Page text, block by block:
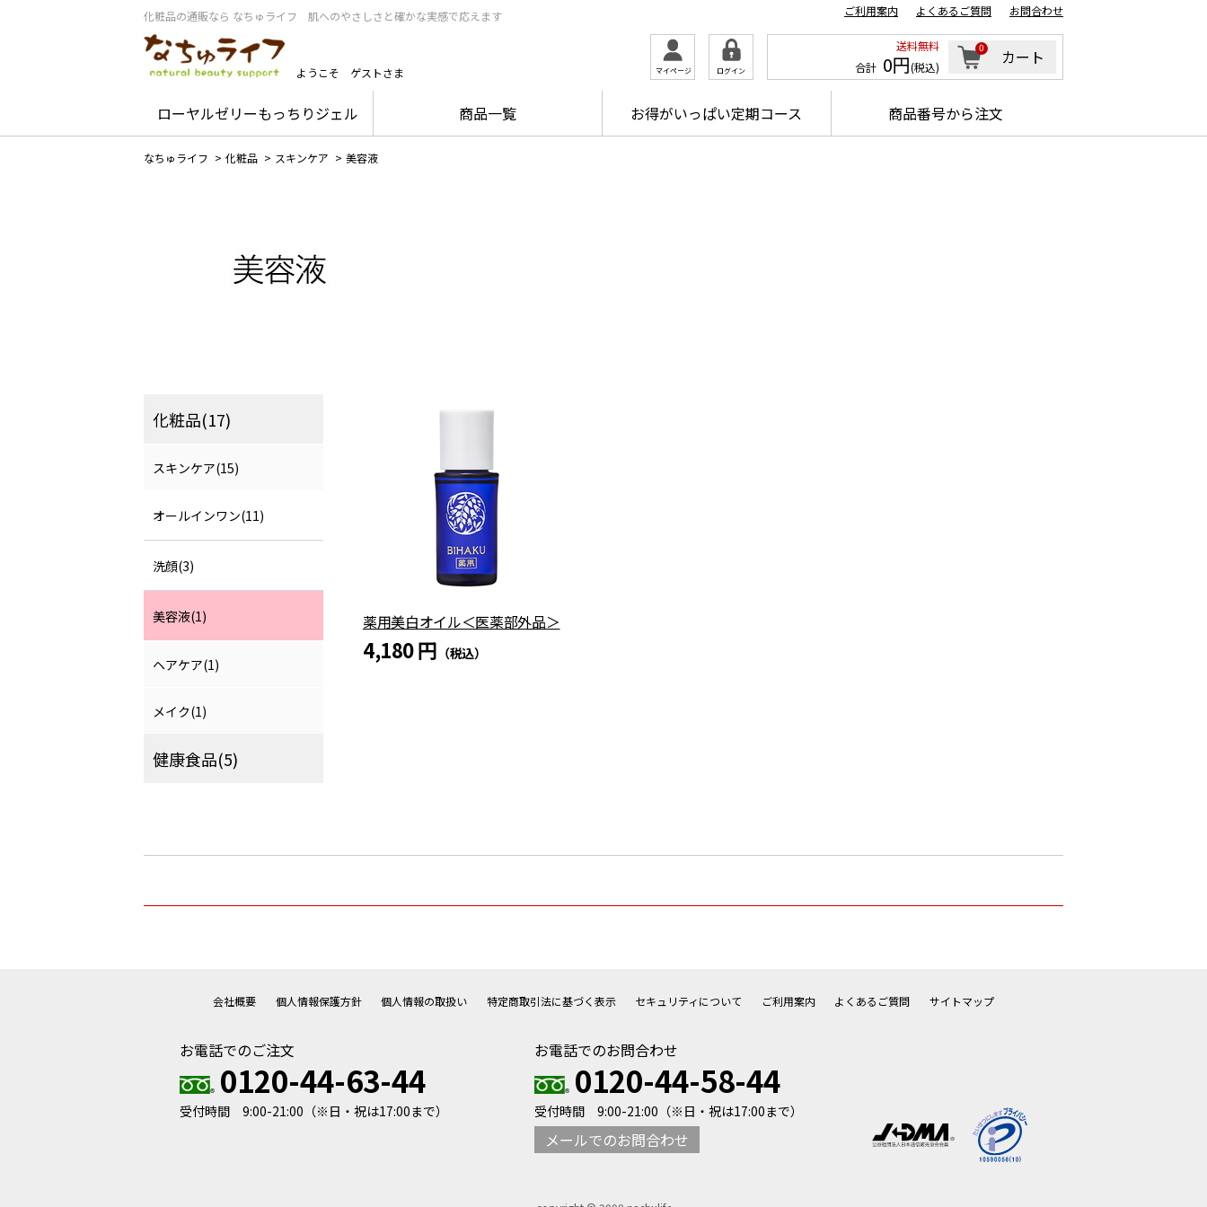
化粧品の通販なら なちゅライフ 肌へのやさしさと確かな実感で応えます
ようこそ ゲストさま
ご利用案内 よくあるご質問 お問合わせ
マイページ ログイン
送料無料
合計 0円(税込)
0 カート
ローヤルゼリーもっちりジェル 商品一覧 お得がいっぱい定期コース 商品番号から注文
なちゅライフ > 化粧品 > スキンケア > 美容液
薬用美白オイル＜医薬部外品＞
4,180 円 （税込）
化粧品(17)
スキンケア(15)
オールインワン(11)
洗顔(3)
美容液(1)
ヘアケア(1)
メイク(1)
健康食品(5)
会社概要 個人情報保護方針 個人情報の取扱い 特定商取引法に基づく表示 セキュリティについて ご利用案内 よくあるご質問 サイトマップ
お電話でのご注文
0120-44-63-44
受付時間 9:00-21:00 （※日・祝は17:00まで）
お電話でのお問合わせ
0120-44-58-44
受付時間 9:00-21:00 （※日・祝は17:00まで）
メールでのお問合わせ